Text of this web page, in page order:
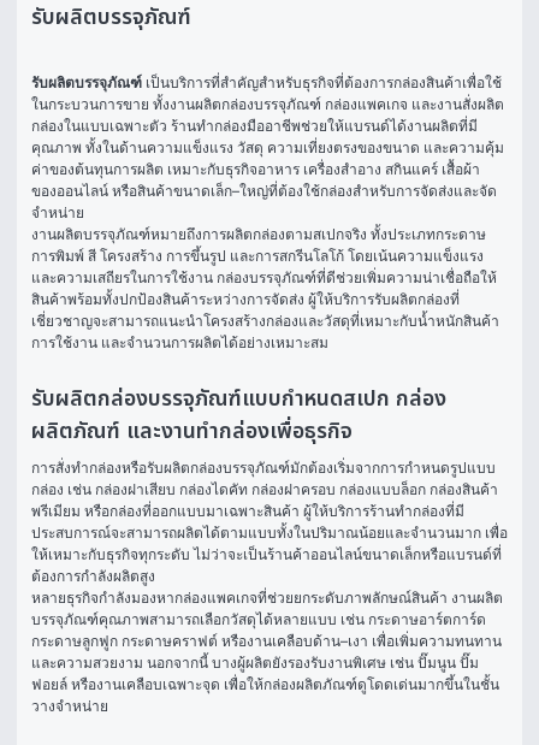
รับผลิตบรรจุภัณฑ์
รับผลิตบรรจุภัณฑ์ เป็นบริการที่สำคัญสำหรับธุรกิจที่ต้องการกล่องสินค้าเพื่อใช้
ในกระบวนการขาย ทั้งงานผลิตกล่องบรรจุภัณฑ์ กล่องแพคเกจ และงานสั่งผลิต
กล่องในแบบเฉพาะตัว ร้านทำกล่องมืออาชีพช่วยให้แบรนด์ได้งานผลิตที่มี
คุณภาพ ทั้งในด้านความแข็งแรง วัสดุ ความเที่ยงตรงของขนาด และความคุ้ม
ค่าของต้นทุนการผลิต เหมาะกับธุรกิจอาหาร เครื่องสำอาง สกินแคร์ เสื้อผ้า
ของออนไลน์ หรือสินค้าขนาดเล็ก–ใหญ่ที่ต้องใช้กล่องสำหรับการจัดส่งและจัด
จำหน่าย
งานผลิตบรรจุภัณฑ์หมายถึงการผลิตกล่องตามสเปกจริง ทั้งประเภทกระดาษ
การพิมพ์ สี โครงสร้าง การขึ้นรูป และการสกรีนโลโก้ โดยเน้นความแข็งแรง
และความเสถียรในการใช้งาน กล่องบรรจุภัณฑ์ที่ดีช่วยเพิ่มความน่าเชื่อถือให้
สินค้าพร้อมทั้งปกป้องสินค้าระหว่างการจัดส่ง ผู้ให้บริการรับผลิตกล่องที่
เชี่ยวชาญจะสามารถแนะนำโครงสร้างกล่องและวัสดุที่เหมาะกับน้ำหนักสินค้า
การใช้งาน และจำนวนการผลิตได้อย่างเหมาะสม
รับผลิตกล่องบรรจุภัณฑ์แบบกำหนดสเปก กล่อง
ผลิตภัณฑ์ และงานทำกล่องเพื่อธุรกิจ
การสั่งทำกล่องหรือรับผลิตกล่องบรรจุภัณฑ์มักต้องเริ่มจากการกำหนดรูปแบบ
กล่อง เช่น กล่องฝาเสียบ กล่องไดคัท กล่องฝาครอบ กล่องแบบล็อก กล่องสินค้า
พรีเมียม หรือกล่องที่ออกแบบมาเฉพาะสินค้า ผู้ให้บริการร้านทำกล่องที่มี
ประสบการณ์จะสามารถผลิตได้ตามแบบทั้งในปริมาณน้อยและจำนวนมาก เพื่อ
ให้เหมาะกับธุรกิจทุกระดับ ไม่ว่าจะเป็นร้านค้าออนไลน์ขนาดเล็กหรือแบรนด์ที่
ต้องการกำลังผลิตสูง
หลายธุรกิจกำลังมองหากล่องแพคเกจที่ช่วยยกระดับภาพลักษณ์สินค้า งานผลิต
บรรจุภัณฑ์คุณภาพสามารถเลือกวัสดุได้หลายแบบ เช่น กระดาษอาร์ตการ์ด
กระดาษลูกฟูก กระดาษคราฟต์ หรืองานเคลือบด้าน–เงา เพื่อเพิ่มความทนทาน
และความสวยงาม นอกจากนี้ บางผู้ผลิตยังรองรับงานพิเศษ เช่น ปั๊มนูน ปั๊ม
ฟอยล์ หรืองานเคลือบเฉพาะจุด เพื่อให้กล่องผลิตภัณฑ์ดูโดดเด่นมากขึ้นในชั้น
วางจำหน่าย